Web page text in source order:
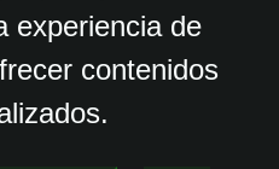
experiencia de
contenidos